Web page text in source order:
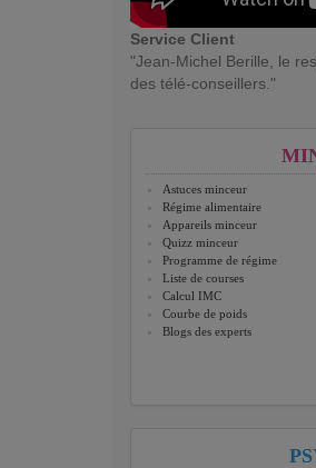
Service Client
"Jean-Michel Berille, le
des télé-conseillers."
Astuces minceur
Régime alimentaire
Appareils minceur
Quizz minceur
Programme de régime
Liste de courses
Calcul IMC
Courbe de poids
Blogs des experts